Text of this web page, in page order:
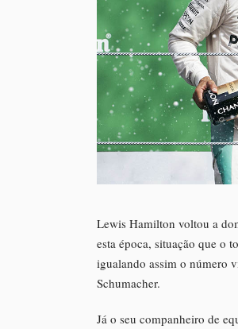
Lewis Hamilton voltou a
esta época, situação que o
igualando assim o número
Schumacher.
Já o seu companheiro de